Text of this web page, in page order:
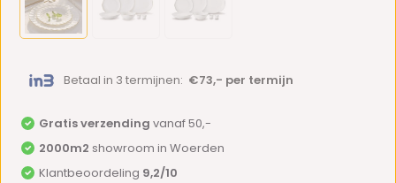
Betaal in 3 termijnen: €73,- per termijn
Gratis verzending vanaf 50,-
2000m2 showroom in Woerden
Klantbeoordeling 9,2/10